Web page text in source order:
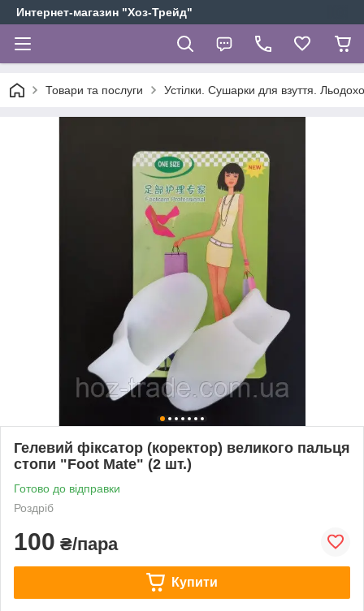
Интернет-магазин "Хоз-Трейд"
Товари та послуги Устілки. Сушарки для взуття.
Гелевий фіксатор (коректор) великого пальця
стопи "Foot Mate" (2 шт.)
Готово до відправки
Роздріб
100 ₴/пара
Купити